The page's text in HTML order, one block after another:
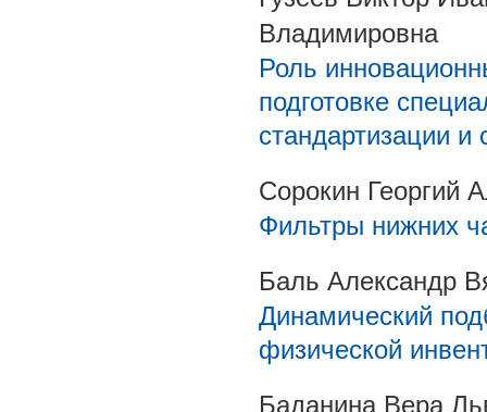
Владимировна
Роль
подготовке
стандартизации и
Сорокин Георгий
Фильтры нижних
Баль Александр
Динамический
физической
Баданина Вера